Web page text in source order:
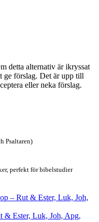
detta alternativ är ikryssat
ge förslag. Det är upp till
eller neka förslag.
Psaltaren)
perfekt för bibelstudier
– Rut & Ester, Luk, Joh,
& Ester, Luk, Joh, Apg,